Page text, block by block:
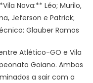
Nova:** Léo; Murilo,
Jeferson e Patrick;
Glauber Ramos
Atlético-GO e Vila
Goiano. Ambos
a sair com a